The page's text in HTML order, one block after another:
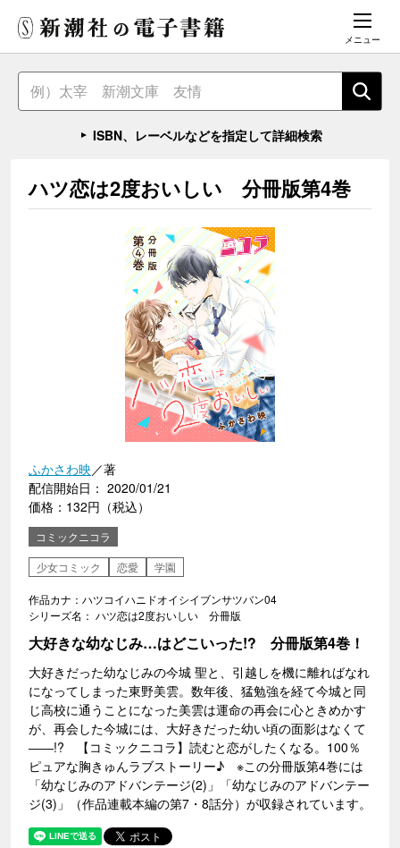
メニュー
ISBN、レーベルなどを指定して詳細検索
ハツ恋は2度おいしい 分冊版第4巻
ふかさわ映／著
配信開始日： 2020/01/21
価格：132円（税込）
コミックニコラ
少女コミック
恋愛 学園
作品カナ：ハツコイハニドオイシイブンサツバン04
シリーズ名： ハツ恋は2度おいしい 分冊版
大好きな幼なじみ…はどこいった!? 分冊版第4巻！
大好きだった幼なじみの今城 聖と、引越しを機に離ればなれ
になってしまった東野美雲。数年後、猛勉強を経て今城と同
じ高校に通うことになった美雲は運命の再会に心ときめかす
が、再会した今城には、大好きだった幼い頃の面影はなくて
――!? 【コミックニコラ】読むと恋がしたくなる。100％
ピュアな胸きゅんラブストーリー♪ ※この分冊版第4巻には
「幼なじみのアドバンテージ(2)」「幼なじみのアドバンテー
ジ(3)」（作品連載本編の第7・8話分）が収録されています。